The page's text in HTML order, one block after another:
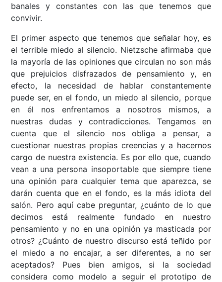
banales y constantes con las que tenemos que
convivir.
El primer aspecto que tenemos que señalar hoy, es
el terrible miedo al silencio. Nietzsche afirmaba que
la mayoría de las opiniones que circulan no son más
que prejuicios disfrazados de pensamiento y, en
efecto, la necesidad de hablar constantemente
puede ser, en el fondo, un miedo al silencio, porque
en él nos enfrentamos a nosotros mismos, a
nuestras dudas y contradicciones. Tengamos en
cuenta que el silencio nos obliga a pensar, a
cuestionar nuestras propias creencias y a hacernos
cargo de nuestra existencia. Es por ello que, cuando
vean a una persona insoportable que siempre tiene
una opinión para cualquier tema que aparezca, se
darán cuenta que en el fondo, es la más idiota del
salón. Pero aquí cabe preguntar, ¿cuánto de lo que
decimos está realmente fundado en nuestro
pensamiento y no en una opinión ya masticada por
otros? ¿Cuánto de nuestro discurso está teñido por
el miedo a no encajar, a ser diferentes, a no ser
aceptados? Pues bien amigos, si la sociedad
considera como modelo a seguir el prototipo de